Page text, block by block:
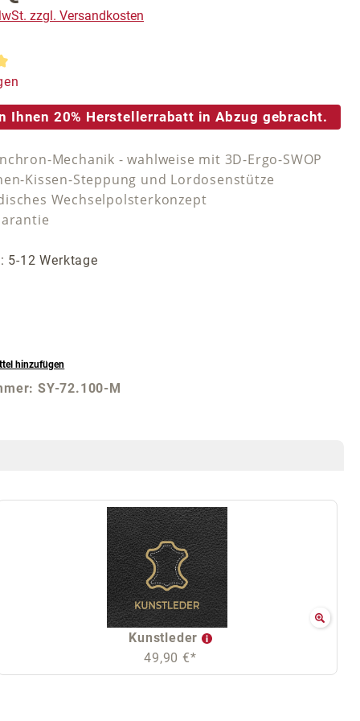
zzgl. Versandkosten
Bewertung von 5 von 5 Sternen
Ihnen 20% Herstellerrabatt in Abzug gebracht.
Mechanik - wahlweise mit 3D-Ergo-SWOP
Kissen-Steppung und Lordosenstütze
Wechselpolsterkonzept
5-12 Werktage
hinzufügen
SY-72.100-M
Kunstleder
49,90 €*